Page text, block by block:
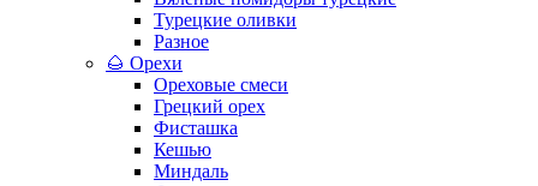
Турецкие оливки
Разное
🌰 Орехи
Ореховые смеси
Грецкий орех
Фисташка
Кешью
Миндаль